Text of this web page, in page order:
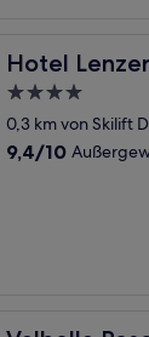
Hotel
Hotel
4.0-
Sterne-
Unterkunft
0,3 km von Skilift
9.4
9,4/10